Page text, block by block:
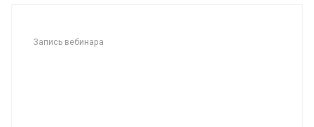
Запись вебинара